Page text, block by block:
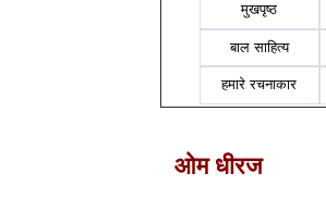
मुखपृष्ठ
बाल साहित्य
हमारे रचनाकार
ओम धीरज